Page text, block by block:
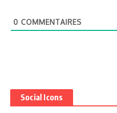
0 COMMENTAIRES
Social Icons